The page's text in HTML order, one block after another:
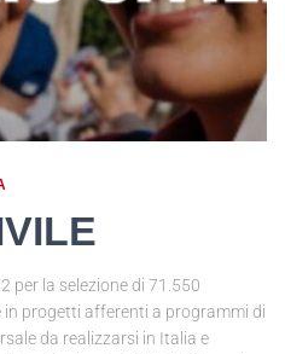
per la selezione di 71.550
progetti afferenti a programmi di
da realizzarsi in Italia e